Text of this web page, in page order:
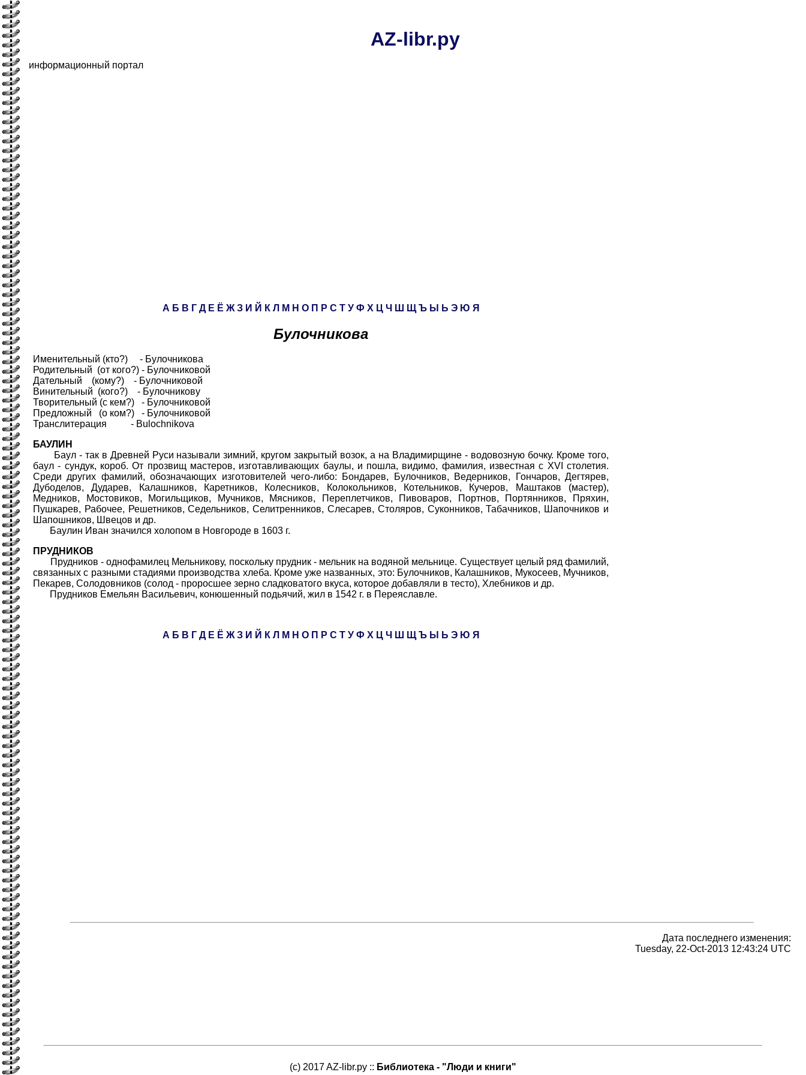
AZ-libr.ру
информационный портал
А Б В Г Д Е Ё Ж З И Й К Л М Н О П Р С Т У Ф Х Ц Ч Ш Щ Ъ Ы Ь Э Ю Я
Булочникова
Именительный (кто?) - Булочникова
Родительный (от кого?) - Булочниковой
Дательный (кому?) - Булочниковой
Винительный (кого?) - Булочникову
Творительный (с кем?) - Булочниковой
Предложный (о ком?) - Булочниковой
Транслитерация - Bulochnikova
БАУЛИН
Баул - так в Древней Руси называли зимний, кругом закрытый возок, а на Владимирщине - водовозную бочку. Кроме того,
баул - сундук, короб. От прозвищ мастеров, изготавливающих баулы, и пошла, видимо, фамилия, известная с XVI столетия.
Среди других фамилий, обозначающих изготовителей чего-либо: Бондарев, Булочников, Ведерников, Гончаров, Дегтярев,
Дубоделов, Дударев, Калашников, Каретников, Колесников, Колокольников, Котельников, Кучеров, Маштаков (мастер),
Медников, Мостовиков, Могильщиков, Мучников, Мясников, Переплетчиков, Пивоваров, Портнов, Портянников, Пряхин,
Пушкарев, Рабочее, Решетников, Седельников, Селитренников, Слесарев, Столяров, Суконников, Табачников, Шапочников и
Шапошников, Швецов и др.
Баулин Иван значился холопом в Новгороде в 1603 г.
ПРУДНИКОВ
Прудников - однофамилец Мельникову, поскольку прудник - мельник на водяной мельнице. Существует целый ряд фамилий,
связанных с разными стадиями производства хлеба. Кроме уже названных, это: Булочников, Калашников, Мукосеев, Мучников,
Пекарев, Солодовников (солод - проросшее зерно сладковатого вкуса, которое добавляли в тесто), Хлебников и др.
Прудников Емельян Васильевич, конюшенный подьячий, жил в 1542 г. в Переяславле.
А Б В Г Д Е Ё Ж З И Й К Л М Н О П Р С Т У Ф Х Ц Ч Ш Щ Ъ Ы Ь Э Ю Я
Дата последнего изменения:
Tuesday, 22-Oct-2013 12:43:24 UTC
(c) 2017 AZ-libr.ру :: Библиотека - "Люди и книги"